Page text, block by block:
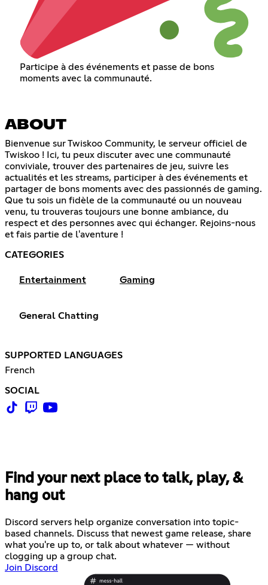
Participe à des événements et passe de bons
moments avec la communauté.
ABOUT
Bienvenue sur Twiskoo Community, le serveur officiel de
Twiskoo ! Ici, tu peux discuter avec une communauté
conviviale, trouver des partenaires de jeu, suivre les
actualités et les streams, participer à des événements et
partager de bons moments avec des passionnés de gaming.
Que tu sois un fidèle de la communauté ou un nouveau
venu, tu trouveras toujours une bonne ambiance, du
respect et des personnes avec qui échanger. Rejoins-nous
et fais partie de l'aventure !
CATEGORIES
Entertainment Gaming
General Chatting
SUPPORTED LANGUAGES
French
SOCIAL
Find your next place to talk, play, &
hang out
Discord servers help organize conversation into topic-
based channels. Discuss that newest game release, share
what you're up to, or talk about whatever — without
clogging up a group chat.
Join Discord